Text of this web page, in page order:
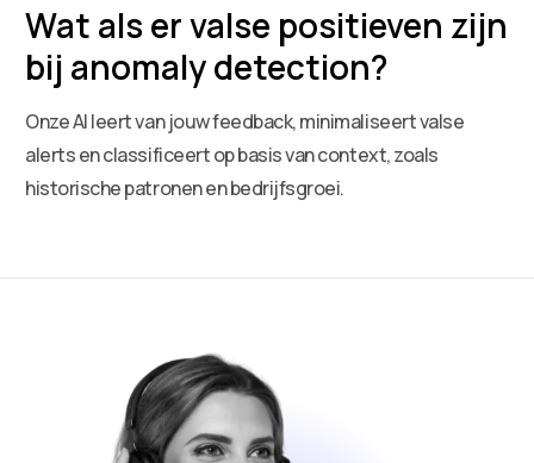
Wat als er valse positieven zijn
bij anomaly detection?
Onze AI leert van jouw feedback, minimaliseert valse
alerts en classificeert op basis van context, zoals
historische patronen en bedrijfsgroei.